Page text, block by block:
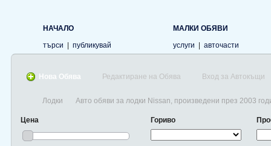
НАЧАЛО
търси
публикувай
МАЛКИ ОБЯВИ
услуги
авточасти
Нова Обява Редактиране на Обява Вход за Автокъщи
Лодки Авто обяви за лодки Nissan, произведени през 2003
Цена Гориво